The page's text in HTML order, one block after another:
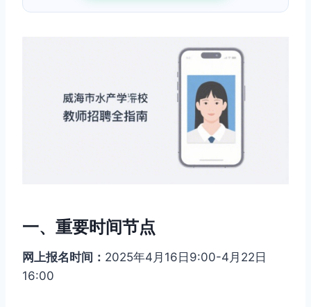
一、重要时间节点
网上报名时间： 2025年4月16日9:00-4月22日
16:00